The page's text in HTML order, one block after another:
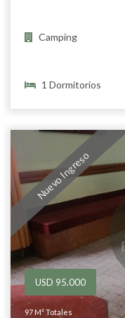
Camping
1 Dormitorios
Nuevo Ingreso
USD 95.000
97 M² Totales